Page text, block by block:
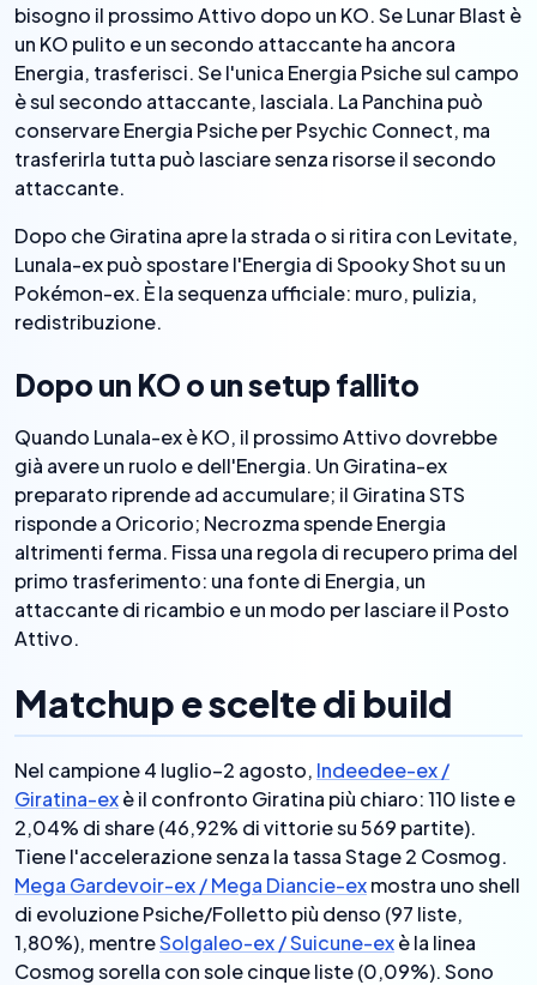
bisogno il prossimo Attivo dopo un KO. Se Lunar Blast è
un KO pulito e un secondo attaccante ha ancora
Energia, trasferisci. Se l'unica Energia Psiche sul campo
è sul secondo attaccante, lasciala. La Panchina può
conservare Energia Psiche per Psychic Connect, ma
trasferirla tutta può lasciare senza risorse il secondo
attaccante.
Dopo che Giratina apre la strada o si ritira con Levitate,
Lunala-ex può spostare l'Energia di Spooky Shot su un
Pokémon-ex. È la sequenza ufficiale: muro, pulizia,
redistribuzione.
Dopo un KO o un setup fallito
Quando Lunala-ex è KO, il prossimo Attivo dovrebbe
già avere un ruolo e dell'Energia. Un Giratina-ex
preparato riprende ad accumulare; il Giratina STS
risponde a Oricorio; Necrozma spende Energia
altrimenti ferma. Fissa una regola di recupero prima del
primo trasferimento: una fonte di Energia, un
attaccante di ricambio e un modo per lasciare il Posto
Attivo.
Matchup e scelte di build
Nel campione 4 luglio–2 agosto, Indeedee-ex /
Giratina-exè il confronto Giratina più chiaro: 110 liste e
2,04% di share (46,92% di vittorie su 569 partite).
Tiene l'accelerazione senza la tassa Stage 2 Cosmog.
Mega Gardevoir-ex / Mega Diancie-exmostra uno shell
di evoluzione Psiche/Folletto più denso (97 liste,
1,80%), mentreSolgaleo-ex / Suicune-exè la linea
Cosmog sorella con sole cinque liste (0,09%). Sono